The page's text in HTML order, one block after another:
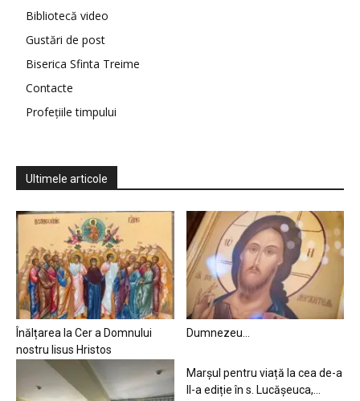
Bibliotecă video
Gustări de post
Biserica Sfinta Treime
Contacte
Profețiile timpului
Ultimele articole
Înălțarea la Cer a Domnului
nostru Iisus Hristos
Dumnezeu…
Marșul pentru viață la cea de-a
II-a ediție în s. Lucășeuca,...